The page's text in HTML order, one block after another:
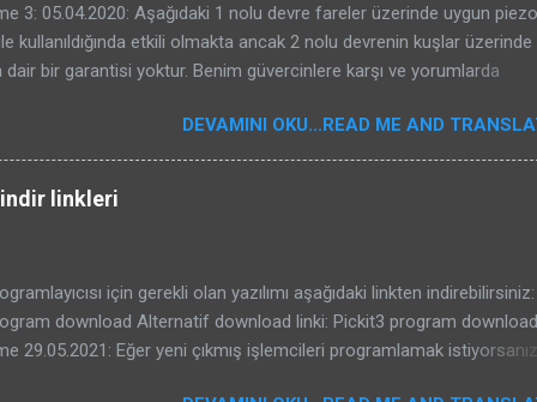
3: 05.04.2020: Aşağıdaki 1 nolu devre fareler üzerinde uygun piezo
kullanıldığında etkili olmakta ancak 2 nolu devrenin kuşlar
dair bir garantisi yoktur. Benim güvercinlere karşı ve yorumlarda
gelmeyebilir. Kuş kovucular oldukça karışık sistemlerdir. Kullanılacak
Bu nedenle konunun özü olan kuşların duydukları seslerin
yazdım. Bu devreyi veya internetten bulduğunuz bir kuş kovucu
Devreyi delikli plaket üzerine kurdum. 7824 ile yapılmış... inide
ettim. Aşağıda ultrasonik kovucu ve be...
DEVAMINI OKU...READ ME AND
linkleri
için gerekli olan yazılımı aşağıdaki linkten indirebilirsiniz:
download Alternatif download linki: Pickit3 program download
29.05.2021: Eğer yeni çıkmış işlemcileri programlamak istiyorsanız